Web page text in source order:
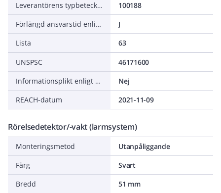
Leverantörens typbeteckning
100188
Förlängd ansvarstid enligt ALEM-09
J
Lista
63
UNSPSC
46171600
Informationsplikt enligt REACH
Nej
REACH-datum
2021-11-09
Rörelsedetektor/-vakt (larmsystem)
Monteringsmetod
Utanpåliggande
Färg
Svart
Bredd
51 mm